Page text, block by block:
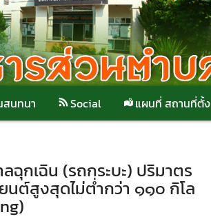
สนทนา Social แผนที่ สถานที่ตั้ง
ฉุกเฉิน (รถกระบะ) ปริมาตร
นต์สูงสุดไม่ต่ำกว่า ๑๑๐ กิโล